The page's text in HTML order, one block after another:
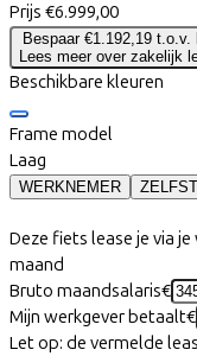
Prijs €6.999,00
Bespaar €1.192,19 t.o.v.
Lees meer over zakelijk
Beschikbare kleuren
Frame model
Laag
WERKNEMER
Deze fiets lease je via
maand
Bruto maandsalaris€
Mijn werkgever betaalt€
Let op: de vermelde